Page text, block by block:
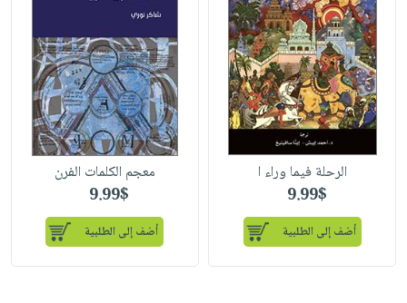
الرحلة فيما وراء ا
9.99$
أضف إلى الطلبية
معجم الكلمات الفرن
9.99$
أضف إلى الطلبية